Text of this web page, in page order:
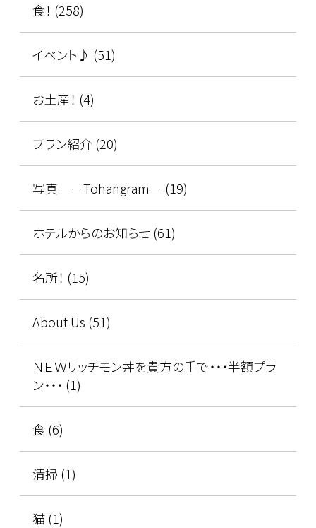
食！ (258)
イベント♪ (51)
お土産！ (4)
プラン紹介 (20)
写真 －Tohangram－ (19)
ホテルからのお知らせ (61)
名所！ (15)
About Us (51)
ＮＥＷリッチモン丼を貴方の手で・・・半額プラ
ン・・・ (1)
食 (6)
清掃 (1)
猫 (1)